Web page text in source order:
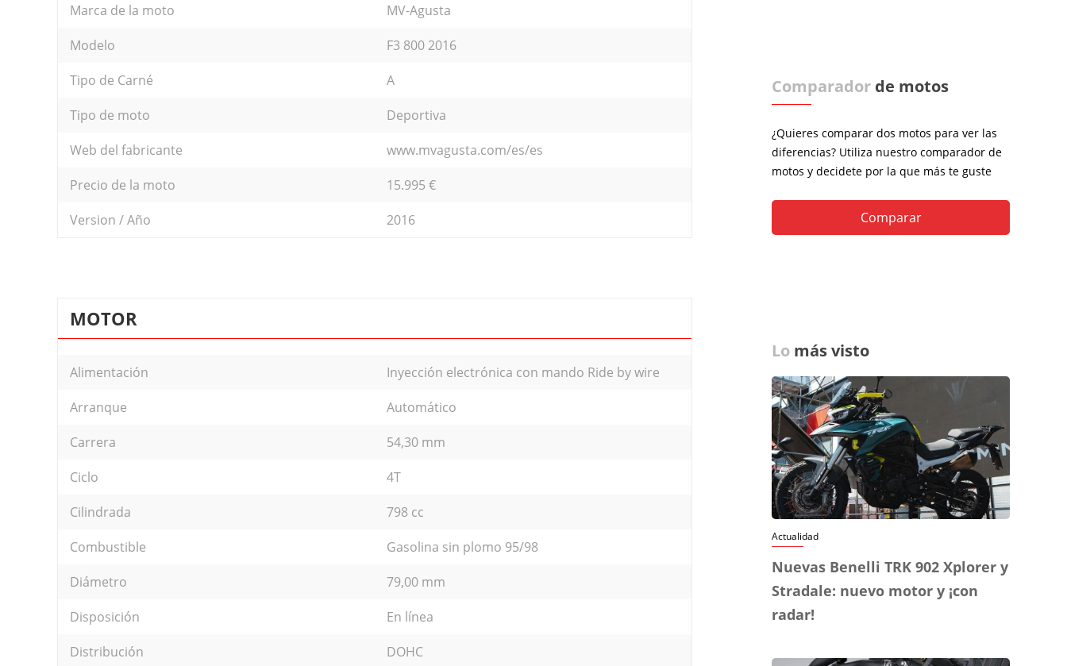
Marca de la moto
MV-Agusta
Modelo
F3 800 2016
Tipo de Carné
A
Tipo de moto
Deportiva
Web del fabricante
www.mvagusta.com/es/es
Precio de la moto
15.995 €
Version / Año
2016
MOTOR
Alimentación
Inyección electrónica con mando Ride by wire
Arranque
Automático
Carrera
54,30 mm
Ciclo
4T
Cilindrada
798 cc
Combustible
Gasolina sin plomo 95/98
Diámetro
79,00 mm
Disposición
En línea
Distribución
DOHC
Comparador de motos
¿Quieres comparar dos motos para ver las
diferencias? Utiliza nuestro comparador de
motos y decidete por la que más te guste
Comparar
Lo más visto
Actualidad
Nuevas Benelli TRK 902 Xplorer y
Stradale: nuevo motor y ¡con
radar!